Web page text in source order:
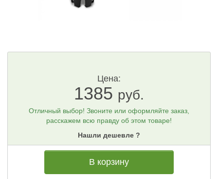
Цена:
1385 руб.
Отличный выбор! Звоните или оформляйте заказ,
расскажем всю правду об этом товаре!
Нашли дешевле ?
В корзину